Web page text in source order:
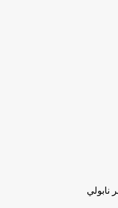
نابولي